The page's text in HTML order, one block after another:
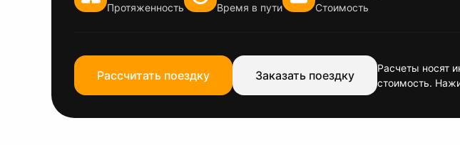
Протяженность Время в пути Стоимость
Рассчитать поездку Заказать поездку
Расчеты носят
стоимость.